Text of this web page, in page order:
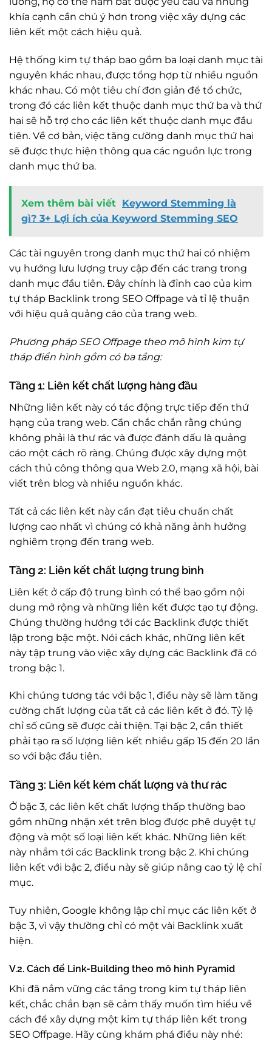
khía cạnh cần chú ý hơn trong việc xây dựng các
liên kết một cách hiệu quả.
Hệ thống kim tự tháp bao gồm ba loại danh mục tài
nguyên khác nhau, được tổng hợp từ nhiều nguồn
khác nhau. Có một tiêu chí đơn giản để tổ chức,
trong đó các liên kết thuộc danh mục thứ ba và thứ
hai sẽ hỗ trợ cho các liên kết thuộc danh mục đầu
tiên. Về cơ bản, việc tăng cường danh mục thứ hai
sẽ được thực hiện thông qua các nguồn lực trong
danh mục thứ ba.
Xem thêm bài viết Keyword Stemming là
gì? 3+ Lợi ích của Keyword Stemming SEO
Các tài nguyên trong danh mục thứ hai có nhiệm
vụ hướng lưu lượng truy cập đến các trang trong
danh mục đầu tiên. Đây chính là đỉnh cao của kim
tự tháp Backlink trong SEO Offpage và tỉ lệ thuận
với hiệu quả quảng cáo của trang web.
Phương pháp SEO Offpage theo mô hình kim tự
tháp điển hình gồm có ba tầng:
Tầng 1: Liên kết chất lượng hàng đầu
Những liên kết này có tác động trực tiếp đến thứ
hạng của trang web. Cần chắc chắn rằng chúng
không phải là thư rác và được đánh dấu là quảng
cáo một cách rõ ràng. Chúng được xây dựng một
cách thủ công thông qua Web 2.0, mạng xã hội, bài
viết trên blog và nhiều nguồn khác.
Tất cả các liên kết này cần đạt tiêu chuẩn chất
lượng cao nhất vì chúng có khả năng ảnh hưởng
nghiêm trọng đến trang web.
Tầng 2: Liên kết chất lượng trung bình
Liên kết ở cấp độ trung bình có thể bao gồm nội
dung mở rộng và những liên kết được tạo tự động.
Chúng thường hướng tới các Backlink được thiết
lập trong bậc một. Nói cách khác, những liên kết
này tập trung vào việc xây dựng các Backlink đã có
trong bậc 1.
Khi chúng tương tác với bậc 1, điều này sẽ làm tăng
cường chất lượng của tất cả các liên kết ở đó. Tỷ lệ
chỉ số cũng sẽ được cải thiện. Tại bậc 2, cần thiết
phải tạo ra số lượng liên kết nhiều gấp 15 đến 20 lần
so với bậc đầu tiên.
Tầng 3: Liên kết kém chất lượng và thư rác
Ở bậc 3, các liên kết chất lượng thấp thường bao
gồm những nhận xét trên blog được phê duyệt tự
động và một số loại liên kết khác. Những liên kết
này nhắm tới các Backlink trong bậc 2. Khi chúng
liên kết với bậc 2, điều này sẽ giúp nâng cao tỷ lệ chỉ
mục.
Tuy nhiên, Google không lập chỉ mục các liên kết ở
bậc 3, vì vậy thường chỉ có một vài Backlink xuất
hiện.
V.2. Cách để Link-Building theo mô hình Pyramid
Khi đã nắm vững các tầng trong kim tự tháp liên
kết, chắc chắn bạn sẽ cảm thấy muốn tìm hiểu về
cách để xây dựng một kim tự tháp liên kết trong
SEO Offpage. Hãy cùng khám phá điều này nhé: